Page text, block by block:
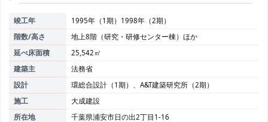
竣工年
1995年（1期）1998年（2期）
階数/高さ
地上8階（研究・研修センター棟）ほか
延べ床面積
25,542㎡
建築主
法務省
設計
環総合設計（1期）、A&T建築研究所（2期）
施工
大成建設
所在地
千葉県浦安市日の出2丁目1-16